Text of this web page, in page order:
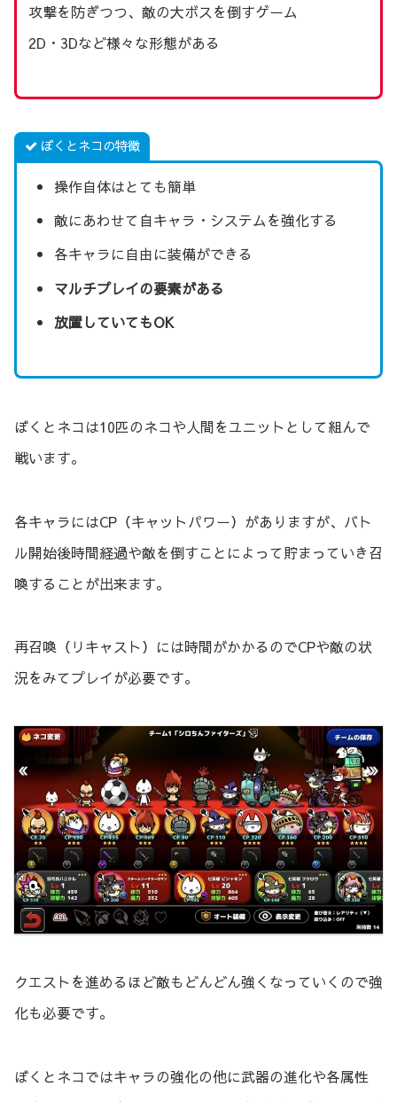
攻撃を防ぎつつ、敵の大ボスを倒すゲーム
2D・3Dなど様々な形態がある
ぼくとネコの特徴
操作自体はとても簡単
敵にあわせて自キャラ・システムを強化する
各キャラに自由に装備ができる
マルチプレイの要素がある
放置していてもOK
ぼくとネコは10匹のネコや人間をユニットとして組んで
戦います。
各キャラにはCP（キャットパワー）がありますが、バト
ル開始後時間経過や敵を倒すことによって貯まっていき召
喚することが出来ます。
再召喚（リキャスト）には時間がかかるのでCPや敵の状
況をみてプレイが必要です。
クエストを進めるほど敵もどんどん強くなっていくので強
化も必要です。
ぼくとネコではキャラの強化の他に武器の進化や各属性